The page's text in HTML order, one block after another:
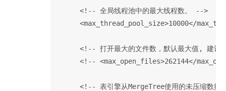
      <!-- 全局线程池中的最大线程数。 -->
<max_thread_pool_size>10000</
<!-- 打开最大的文件数，默认最大值, 建
<!-- <max_open_files>262144</
<!-- 表引擎从MergeTree使用的未压缩数据